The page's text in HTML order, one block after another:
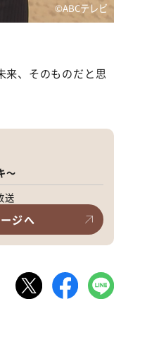
©ABCテレビ
来、そのものだと思
～
送
ジへ